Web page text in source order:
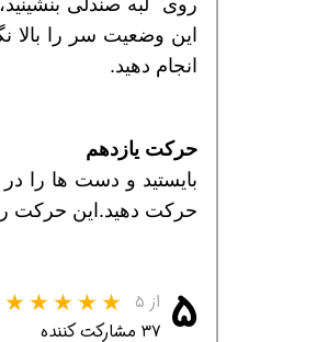
انجام دهید.
حرکت یازدهم
بایستید و دست ها را
حرکت دهید.این حرکت را به مدت 8 تا 10
۵ از ۵
۳۷ مشارکت کننده
همین حالا